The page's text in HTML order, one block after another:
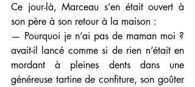
Ce jour-là, Marceau s’en était ouvert à
son père à son retour à la maison :
— Pourquoi je n’ai pas de maman moi ?
avait-il lancé comme si de rien n’était en
mordant à pleines dents dans une
généreuse tartine de confiture, son goûter